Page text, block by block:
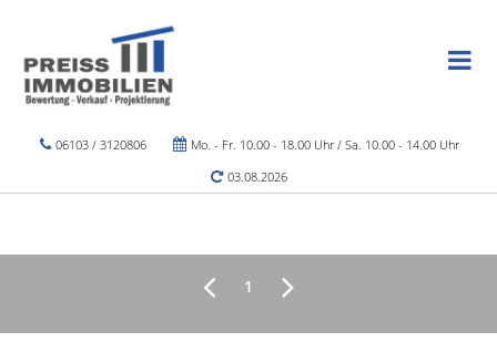
06103 / 3120806
Mo. - Fr. 10.00 - 18.00 Uhr / Sa. 10.00 - 14.00 Uhr
03.08.2026
1